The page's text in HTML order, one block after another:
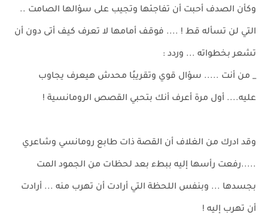
وكأن الصدف أحبت أن تفاجئها وتجيب على سؤالها الصامت ..
التي لن تسأله قط ! .... فوقف أمامها لا تعرف كيف أتى دون أن
تشعر بخطواته ... وردد :
_ من أنت ..... سؤال قوي وتقريبًا محدش هيعرف يجاوب
عليه.... أول مرة أعرف أنك بتحبي القصص الرومانسية !
وقد ادرك من الغلاف أن القصة ذات طابع رومانسي وشاعري
.....رفعت رأسها إليه ببطء بعد لحظات من الجمود المت
بجسدها ... وبنفس اللحظة التي أرادت أن تهرب منه ... أرادت
أن تهرب إليه !